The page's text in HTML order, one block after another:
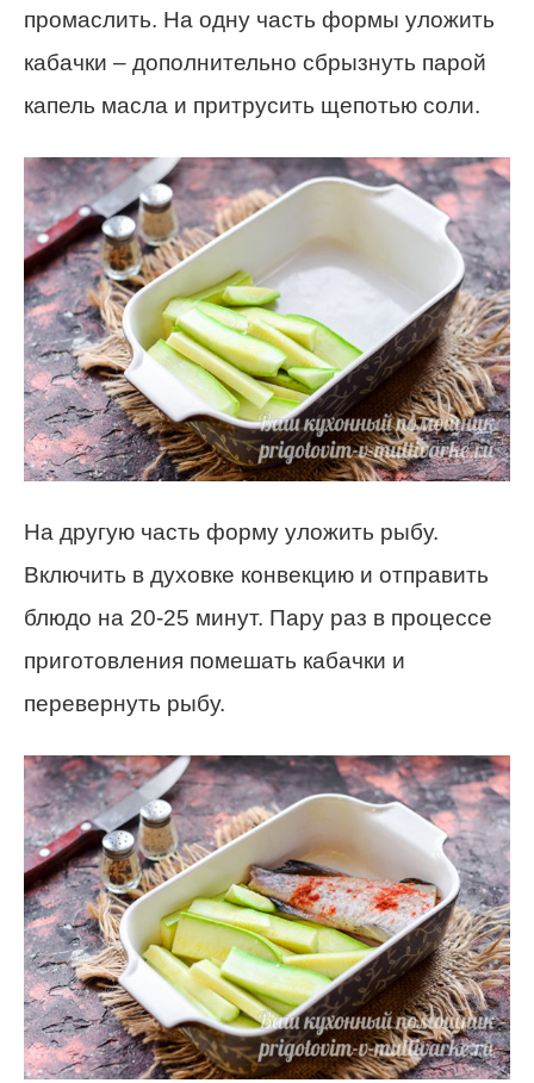
промаслить. На одну часть формы уложить
кабачки – дополнительно сбрызнуть парой
капель масла и притрусить щепотью соли.
На другую часть форму уложить рыбу.
Включить в духовке конвекцию и отправить
блюдо на 20-25 минут. Пару раз в процессе
приготовления помешать кабачки и
перевернуть рыбу.